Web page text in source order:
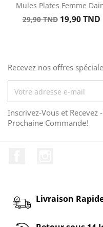
Mules Plates Femme
Prix
29,90 TND Prix
19,90 TND
Recevez nos offres
Inscrivez-Vous et Recevez
Prochaine Commande!
Livraison